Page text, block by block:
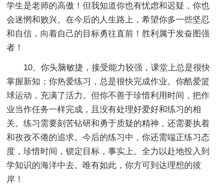
学生是老师的高傲！但我知道你也有忧虑和迟疑，你也
会迷惘和败兴。在今后的人生路上，希望你多一些坚忍
和自信，向着自己的目标勇往直前！胜利属于发奋图强
者！
10、你头脑敏捷，接受能力较强，课堂上总是很快
掌握新知；你热爱练习，总是很快完成作业。你酷爱篮
球运动，充满了活力。但你不善于珍惜利用时间，把作
业当作任务一样完成，且没有处理好爱好和练习的相
关。练习需要刻苦钻研和勇于质疑的精神，还需要执着
和孜孜不倦的追求。今后的练习中，你还需端正练习态
度，珍惜时间，锁定目标，事实上。全力以赴地投入到
学知识的海洋中去。唯有如此，你方可到达理想的彼
岸！